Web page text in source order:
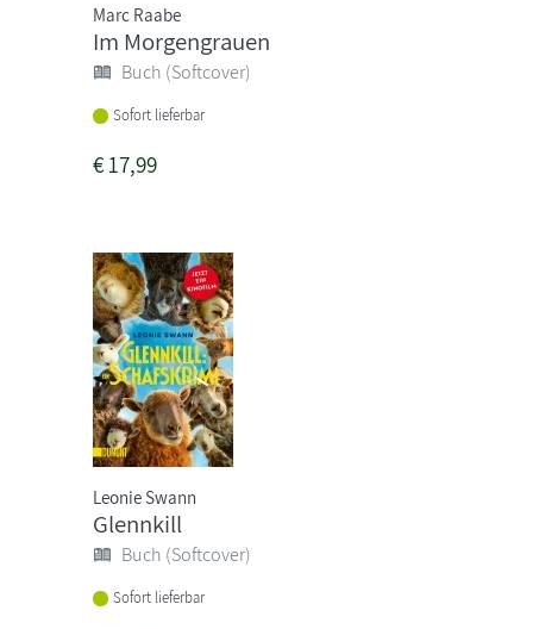
Marc Raabe
Im Morgengrauen
Buch (Softcover)
Sofort lieferbar
€17,99
Leonie Swann
Glennkill
Buch (Softcover)
Sofort lieferbar